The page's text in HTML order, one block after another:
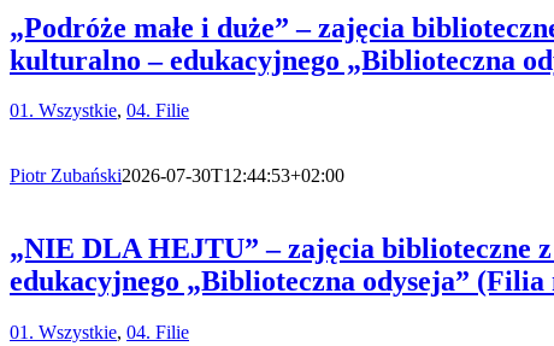
„Podróże małe i duże” – zajęcia
kulturalno – edukacyjnego „Biblioteczna
01. Wszystkie, 04. Filie
Piotr Zubański2026-07-30T12:44:53+02:00
„NIE DLA HEJTU” – zajęcia
edukacyjnego „Biblioteczna odyseja” (Filia
01. Wszystkie, 04. Filie